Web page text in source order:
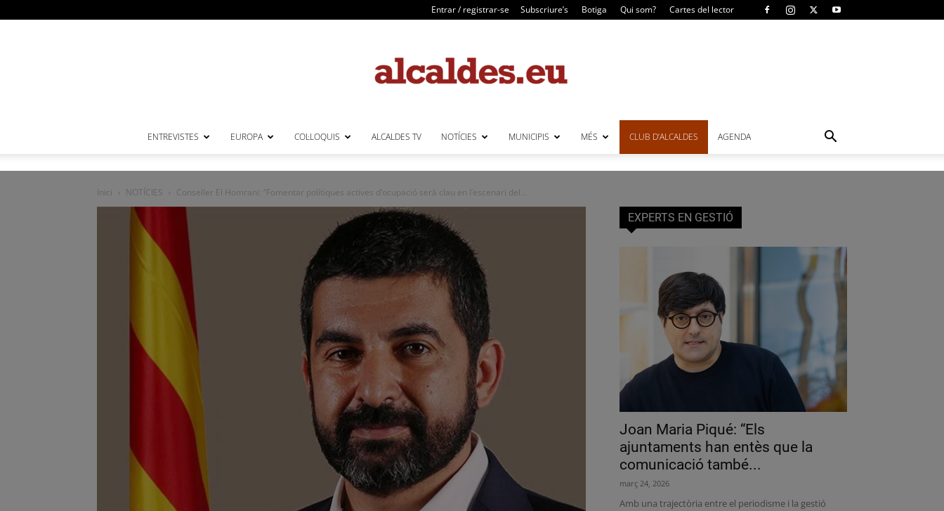
Entrar / registrar-se Subscriure’s Botiga Qui som? Cartes del lector
ENTREVISTES EUROPA COL·LOQUIS ALCALDES TV NOTÍCIES MUNICIPIS MÉS CLUB D’ALCALDES AGENDA
Inici NOTÍCIES Conseller El Homrani: “Fomentar polítiques actives d’ocupació serà clau en l’escenari del...
EXPERTS EN GESTIÓ
Joan Maria Piqué: “Els
ajuntaments han entès que la
comunicació també...
març 24, 2026
Amb una trajectòria entre el periodisme i la gestió